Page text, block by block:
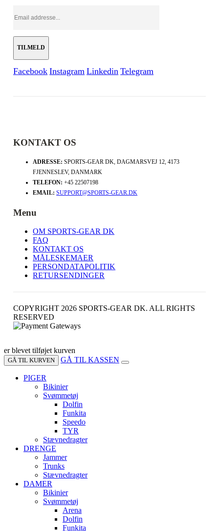
Facebook Instagram Linkedin Telegram
KONTAKT OS
ADRESSE: SPORTS-GEAR DK, DAGMARSVEJ 12, 4173
FJENNESLEV, DANMARK
TELEFON: +45 22507198
EMAIL: SUPPORT@SPORTS-GEAR.DK
Menu
OM SPORTS-GEAR DK
FAQ
KONTAKT OS
MÅLESKEMAER
PERSONDATAPOLITIK
RETURSENDINGER
COPYRIGHT 2026 SPORTS-GEAR DK. ALL RIGHTS
RESERVED
er blevet tilføjet kurven
GÅ TIL KURVEN GÅ TIL KASSEN
PIGER
Bikinier
Svømmetøj
Dolfin
Funkita
Speedo
TYR
Stævnedragter
DRENGE
Jammer
Trunks
Stævnedragter
DAMER
Bikinier
Svømmetøj
Arena
Dolfin
Funkita